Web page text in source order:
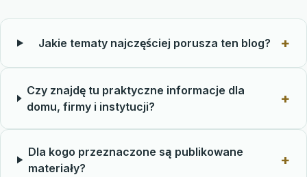
Jakie tematy najczęściej porusza ten blog?
Czy znajdę tu praktyczne informacje dla
domu, firmy i instytucji?
Dla kogo przeznaczone są publikowane
materiały?